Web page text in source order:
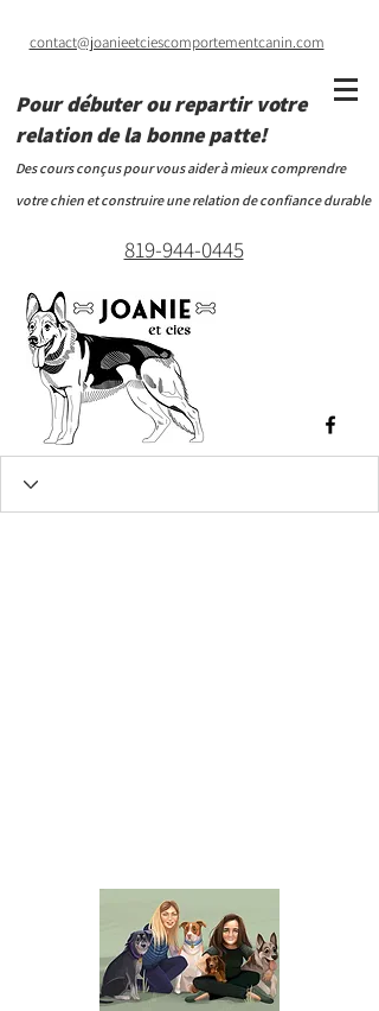
contact@joanieetciescomportementcanin.com
Pour débuter ou repartir votre
relation de la bonne patte!
Des cours conçus pour vous aider à mieux comprendre
votre chien et construire une relation de confiance durable
819-944-0445